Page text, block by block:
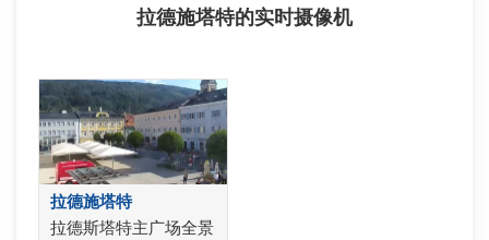
拉德施塔特的实时摄像机
拉德施塔特
拉德斯塔特主广场全景